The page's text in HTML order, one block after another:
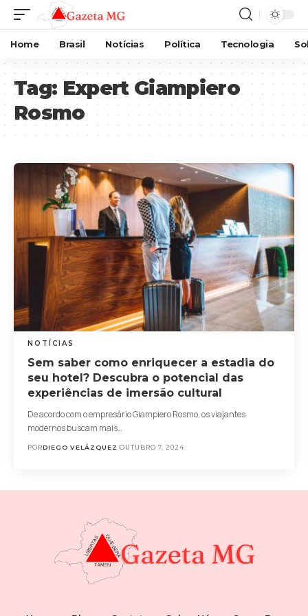
Home Brasil Notícias Política Tecnologia
Tag: Expert Giampiero
Rosmo
NOTÍCIAS
Sem saber como enriquecer a estadia do
seu hotel? Descubra o potencial das
experiências de imersão cultural
De acordo com o empresário Giampiero Rosmo, os viajantes
modernos buscam mais…
PORDIEGO VELÁZQUEZ OUTUBRO 7, 2024